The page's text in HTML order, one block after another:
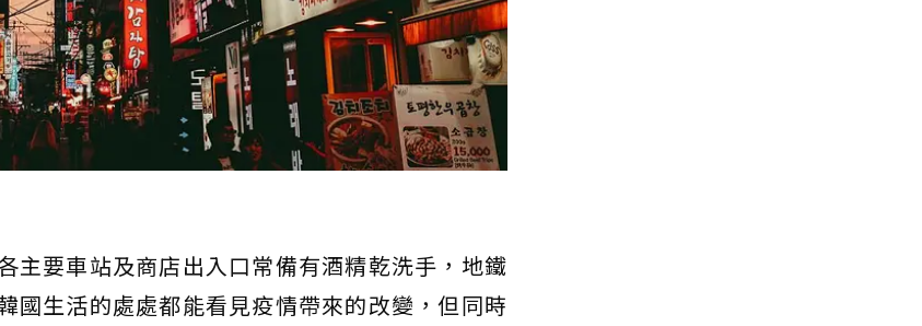
主要車站及商店出入口常備有酒精乾洗手，地鐵
國生活的處處都能看見疫情帶來的改變，但同時